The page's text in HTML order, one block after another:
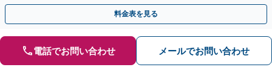
動を行います。
料金表を見る
電話でお問い合わせ メールでお問い合わせ